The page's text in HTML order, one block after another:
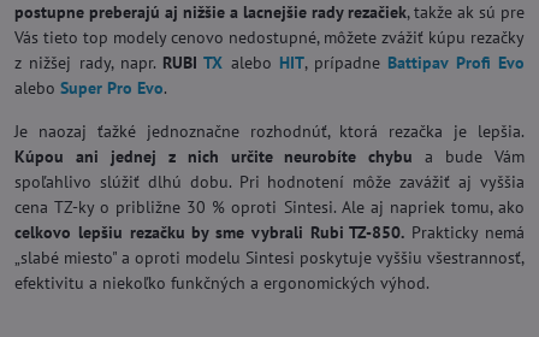
postupne preberajú aj nižšie a lacnejšie rady rezačiek, takže ak sú pre
Vás tieto top modely cenovo nedostupné, môžete zvážiť kúpu rezačky
z nižšej rady, napr. RUBITX alebo HIT, prípadne Battipav Profi Evo
alebo Super Pro Evo.
Je naozaj ťažké jednoznačne rozhodnúť, ktorá rezačka je lepšia.
Kúpou ani jednej z nich určite neurobíte chybu a bude Vám
spoľahlivo slúžiť dlhú dobu. Pri hodnotení môže zavážiť aj vyššia
cena TZ-ky o približne 30 % oproti Sintesi. Ale aj napriek tomu, ako
celkovo lepšiu rezačku by sme vybrali Rubi TZ-850. Prakticky nemá
„slabé miesto" a oproti modelu Sintesi poskytuje vyššiu všestrannosť,
efektivitu a niekoľko funkčných a ergonomických výhod.